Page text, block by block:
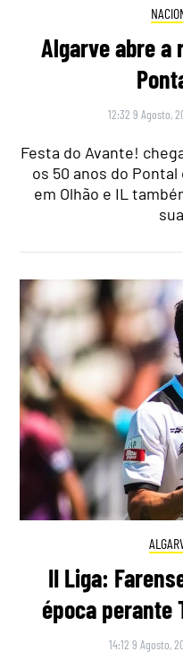
Algarve abre a
12:32 9 Agosto,
Festa do Avante!
os 50 anos do
em Olhão e IL
II Liga:
época perante
14:12 9 Agosto,